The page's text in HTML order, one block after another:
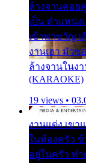
ล้างจานคอย
เป็น ตำแหน่ง
เข้าพาขวัญ เ
งานเฮา มัวซ
ล้างจานในง
(KARAOKE)
19 views •
งานแต่ง เขา
ในห้องครัว ข้
อยู่ในครัว ทำ